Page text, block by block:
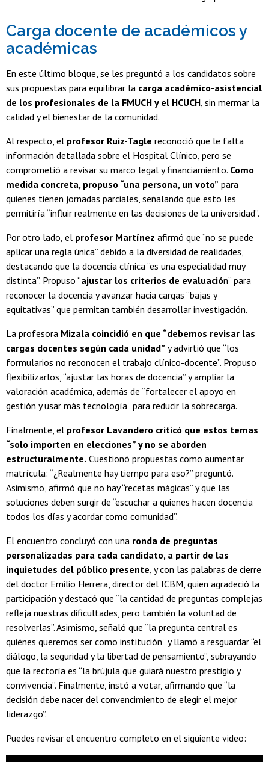
Carga docente de académicos y
académicas
En este último bloque, se les preguntó a los candidatos sobre
sus propuestas para equilibrar la carga académico-asistencial
de los profesionales de la FMUCH y el HCUCH , sin mermar la
calidad y el bienestar de la comunidad.
Al respecto, el profesor Ruiz-Tagle reconoció que le falta
información detallada sobre el Hospital Clínico, pero se
comprometió a revisar su marco legal y financiamiento. Como
medida concreta, propuso “una persona, un voto” para
quienes tienen jornadas parciales, señalando que esto les
permitiría “influir realmente en las decisiones de la universidad”.
Por otro lado, el profesor Martínez afirmó que “no se puede
aplicar una regla única” debido a la diversidad de realidades,
destacando que la docencia clínica “es una especialidad muy
distinta”. Propuso “ajustar los criterios de evaluación” para
reconocer la docencia y avanzar hacia cargas “bajas y
equitativas” que permitan también desarrollar investigación.
La profesora Mizala coincidió en que “debemos revisar las
cargas docentes según cada unidad” y advirtió que “los
formularios no reconocen el trabajo clínico-docente”. Propuso
flexibilizarlos, “ajustar las horas de docencia” y ampliar la
valoración académica, además de “fortalecer el apoyo en
gestión y usar más tecnología” para reducir la sobrecarga.
Finalmente, el profesor Lavandero criticó que estos temas
“solo importen en elecciones” y no se aborden
estructuralmente. Cuestionó propuestas como aumentar
matrícula: “¿Realmente hay tiempo para eso?” preguntó.
Asimismo, afirmó que no hay “recetas mágicas” y que las
soluciones deben surgir de “escuchar a quienes hacen docencia
todos los días y acordar como comunidad”.
El encuentro concluyó con una ronda de preguntas
personalizadas para cada candidato, a partir de las
inquietudes del público presente , y con las palabras de cierre
del doctor Emilio Herrera, director del ICBM, quien agradeció la
participación y destacó que “la cantidad de preguntas complejas
refleja nuestras dificultades, pero también la voluntad de
resolverlas”. Asimismo, señaló que “la pregunta central es
quiénes queremos ser como institución” y llamó a resguardar “el
diálogo, la seguridad y la libertad de pensamiento”, subrayando
que la rectoría es “la brújula que guiará nuestro prestigio y
convivencia”. Finalmente, instó a votar, afirmando que “la
decisión debe nacer del convencimiento de elegir el mejor
liderazgo”.
Puedes revisar el encuentro completo en el siguiente video: